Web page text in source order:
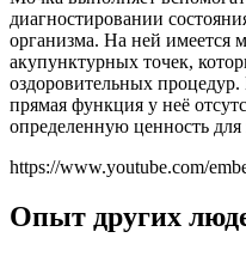
диагностировании
организма. На ней имеется
акупунктурных точек,
оздоровительных
прямая функция у неё
определенную ценность для
https://www.youtube.com/
Опыт других